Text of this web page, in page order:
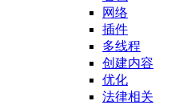
网络
插件
多线程
创建内容
优化
法律相关